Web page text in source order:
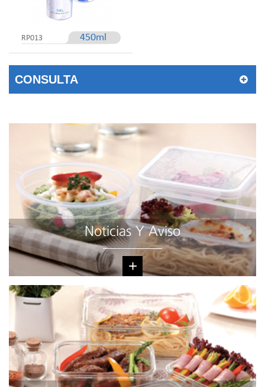
RP013 450ml
CONSULTA
Noticias Y Aviso
+